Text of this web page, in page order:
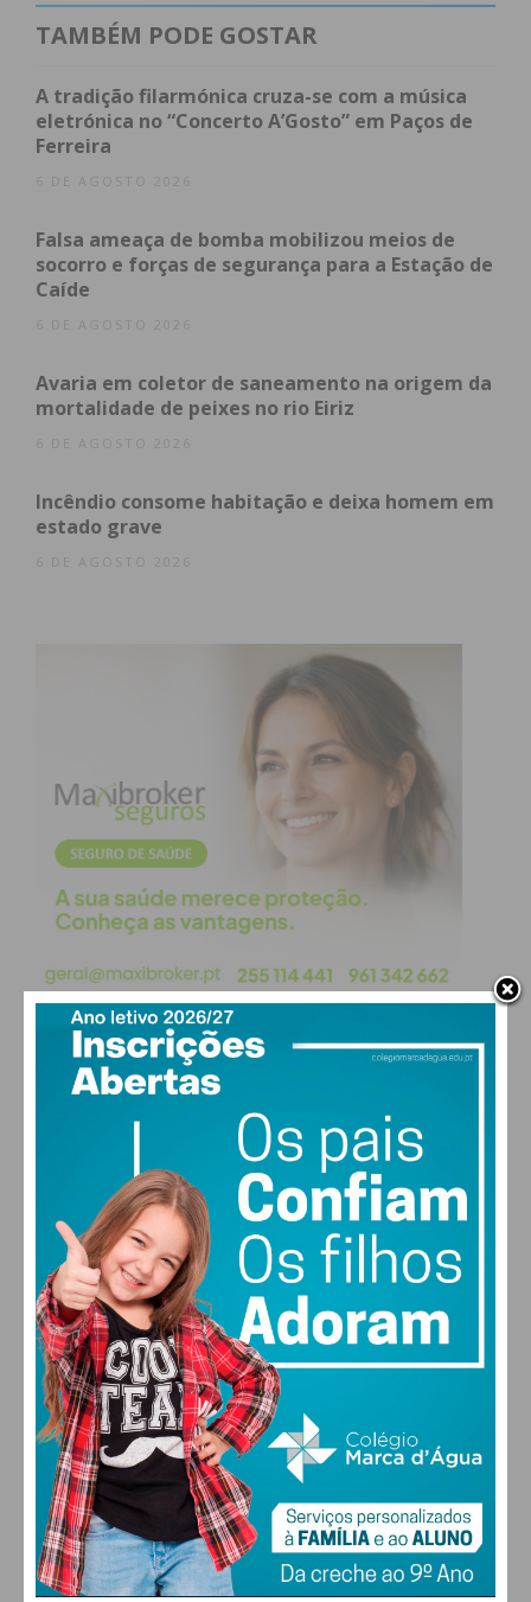
TAMBÉM PODE GOSTAR
A tradição filarmónica cruza-se com a música
eletrónica no “Concerto A’Gosto” em Paços de
Ferreira
6 DE AGOSTO 2026
Falsa ameaça de bomba mobilizou meios de
socorro e forças de segurança para a Estação de
Caíde
6 DE AGOSTO 2026
Avaria em coletor de saneamento na origem da
mortalidade de peixes no rio Eiriz
6 DE AGOSTO 2026
Incêndio consome habitação e deixa homem em
estado grave
6 DE AGOSTO 2026
PAÇOS DE FERREIRA
°
clear sky